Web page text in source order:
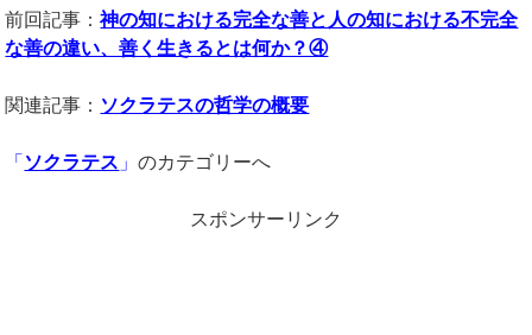
前回記事：神の知における完全な善と人の知における不完全
な善の違い、善く生きるとは何か？④
関連記事： ソクラテスの哲学の概要
「 ソクラテス 」のカテゴリーへ
スポンサーリンク